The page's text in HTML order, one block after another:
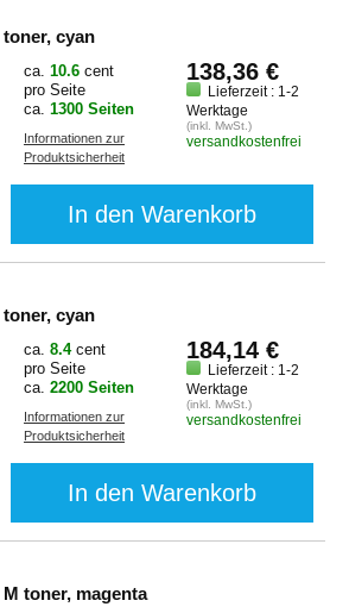
toner, cyan
ca. 10.6 cent
pro Seite
ca. 1300 Seiten
Informationen zur
Produktsicherheit
138,36 €
Lieferzeit : 1-2
Werktage
(inkl. MwSt.)
versandkostenfrei
In den Warenkorb
toner, cyan
ca. 8.4 cent
pro Seite
ca. 2200 Seiten
Informationen zur
Produktsicherheit
184,14 €
Lieferzeit : 1-2
Werktage
(inkl. MwSt.)
versandkostenfrei
In den Warenkorb
toner, magenta